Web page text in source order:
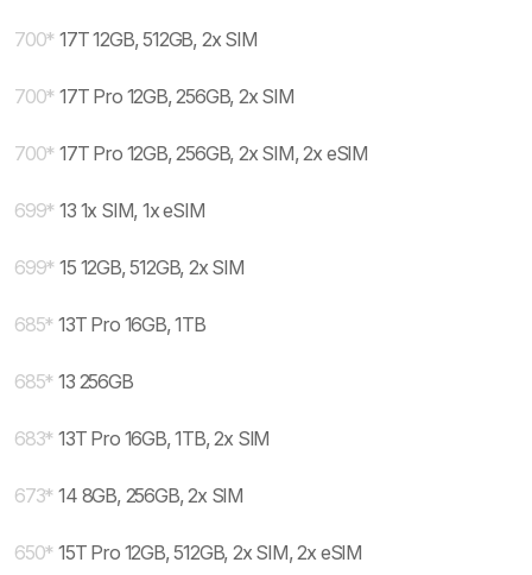
700* 17T 12GB, 512GB, 2x SIM
700* 17T Pro 12GB, 256GB, 2x SIM
700* 17T Pro 12GB, 256GB, 2x SIM, 2x eSIM
699* 13 1x SIM, 1x eSIM
699* 15 12GB, 512GB, 2x SIM
685* 13T Pro 16GB, 1TB
685* 13 256GB
683* 13T Pro 16GB, 1TB, 2x SIM
673* 14 8GB, 256GB, 2x SIM
650* 15T Pro 12GB, 512GB, 2x SIM, 2x eSIM